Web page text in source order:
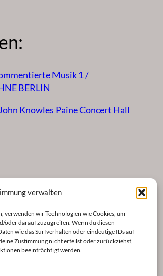
verwalten
verwenden wir Technologien wie Cookies, um
darauf zuzugreifen. Wenn du diesen
wie das Surfverhalten oder eindeutige IDs auf
Zustimmung nicht erteilst oder zurückziehst,
beeinträchtigt werden.
Musik 1 /
BERLIN
Knowles Paine Concert Hall